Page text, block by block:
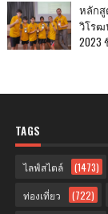
หลักสู
วิโรฒ
2023
TAGS
ไลฟ์สไตล์ (1473)
ท่องเที่ยว (722)